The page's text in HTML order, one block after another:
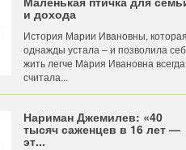
и дохода
История Марии Ивановны, которая
однажды устала – и позволила
жить легче Мария Ивановна всегда
считала...
Нариман Джемилев: «40
тысяч саженцев в 16 лет —
эт...